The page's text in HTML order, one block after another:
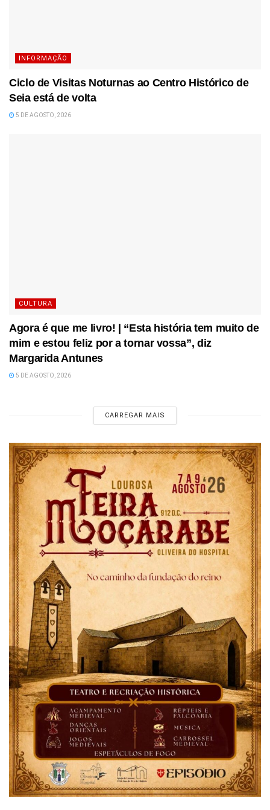
INFORMAÇÃO
Ciclo de Visitas Noturnas ao Centro Histórico de
Seia está de volta
5 DE AGOSTO, 2026
CULTURA
Agora é que me livro! | “Esta história tem muito de
mim e estou feliz por a tornar vossa”, diz
Margarida Antunes
5 DE AGOSTO, 2026
CARREGAR MAIS